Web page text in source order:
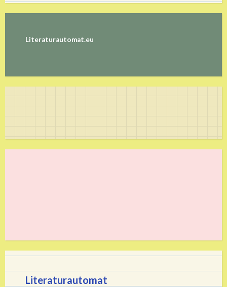
Literaturautomat.eu
Literaturautomat